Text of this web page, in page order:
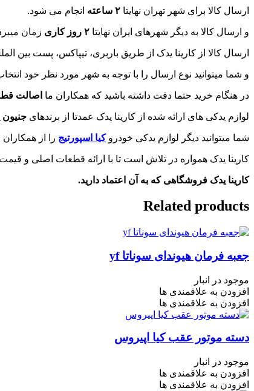
ارسال کالا برای شهر تهران نهایتا ۲ ساعته انجام می شود.
و ارسال کالا به دیگر شهرهای ایران نهایتا ۲ روز کاری زمان
ارسال کالا از کارینا یدک از طریق باربری، تیپاکس، پست بین
و شما میتوانید نوع ارسال را با توجه به شهر مورد نظر خود
در هنگام خرید حتما دقت داشته باشید که همکاران ما اصالت
لوازم یدکی های ارائه شده از کارینا یدک عمدتا از برندهای جنیون
شما میتوانید دیگر لوازم یدکی خودروکیا اسپورتیج را از همکاران
کارینا یدک همواره در تلاش است تا با ارائه قطعات اصلی
کارینا یدک فروشگاهی که به آن اعتماد دارید.
Related products
جعبه فرمان هیوندای سوناتا yf
موجود در انبار
افزودن به علاقمندی ها
افزودن به علاقمندی ها
دسته موتور عقب کیا اپیروس
موجود در انبار
افزودن به علاقمندی ها
افزودن به علاقمندی ها